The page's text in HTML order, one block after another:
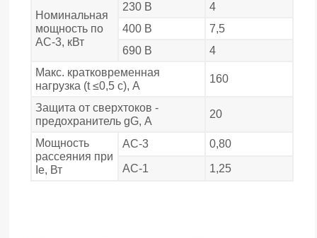
Номинальная
мощность по
АС-3, кВт
230 В
4
400 В
7,5
690 В
4
Макс. кратковременная
нагрузка (t ≤0,5 с), А
160
Защита от сверхтоков -
предохранитель gG, А
20
Мощность
рассеяния при
Iе, Вт
АС-3 0,80
АС-1 1,25